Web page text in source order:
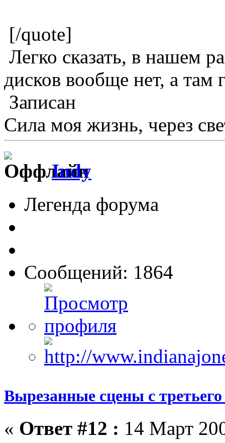
[/quote]
Легко сказать, в нашем
дисков вообще нет, а там
Записан
Сила моя жизнь, через
Indy
Легенда форума
Сообщений: 1864
Вырезанные сцены с третьего
« Ответ #12 : 14 Март